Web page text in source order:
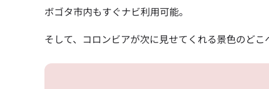
ボゴタ市内もすぐナビ利用可能。
そして、コロンビアが次に見せてくれる景色のど